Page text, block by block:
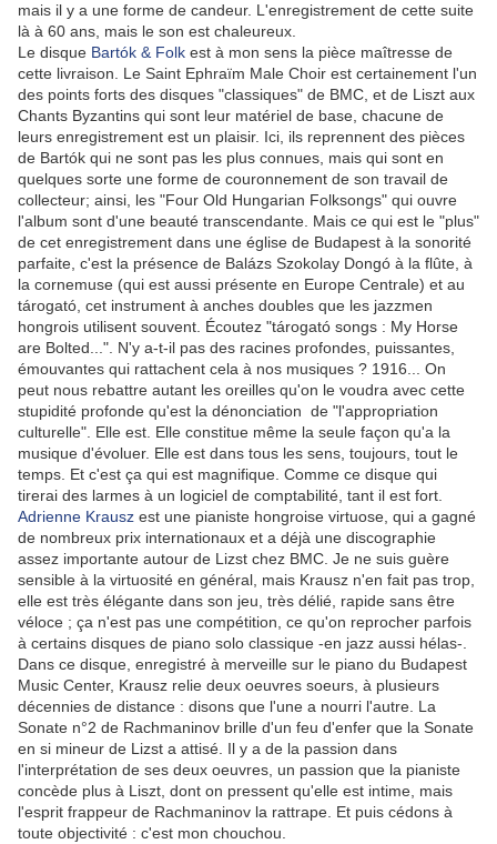
mais il y a une forme de candeur. L'enregistrement de cette suite
là à 60 ans, mais le son est chaleureux.
Le disque Bartók & Folk est à mon sens la pièce maîtresse de
cette livraison. Le Saint Ephraïm Male Choir est certainement l'un
des points forts des disques "classiques" de BMC, et de Liszt aux
Chants Byzantins qui sont leur matériel de base, chacune de
leurs enregistrement est un plaisir. Ici, ils reprennent des pièces
de Bartók qui ne sont pas les plus connues, mais qui sont en
quelques sorte une forme de couronnement de son travail de
collecteur; ainsi, les "Four Old Hungarian Folksongs" qui ouvre
l'album sont d'une beauté transcendante. Mais ce qui est le "plus"
de cet enregistrement dans une église de Budapest à la sonorité
parfaite, c'est la présence de Balázs Szokolay Dongó à la flûte, à
la cornemuse (qui est aussi présente en Europe Centrale) et au
tárogató, cet instrument à anches doubles que les jazzmen
hongrois utilisent souvent. Écoutez "tárogató songs : My Horse
are Bolted...". N'y a-t-il pas des racines profondes, puissantes,
émouvantes qui rattachent cela à nos musiques ? 1916... On
peut nous rebattre autant les oreilles qu'on le voudra avec cette
stupidité profonde qu'est la dénonciation de "l'appropriation
culturelle". Elle est. Elle constitue même la seule façon qu'a la
musique d'évoluer. Elle est dans tous les sens, toujours, tout le
temps. Et c'est ça qui est magnifique. Comme ce disque qui
tirerai des larmes à un logiciel de comptabilité, tant il est fort.
Adrienne Krausz est une pianiste hongroise virtuose, qui a gagné
de nombreux prix internationaux et a déjà une discographie
assez importante autour de Lizst chez BMC. Je ne suis guère
sensible à la virtuosité en général, mais Krausz n'en fait pas trop,
elle est très élégante dans son jeu, très délié, rapide sans être
véloce ; ça n'est pas une compétition, ce qu'on reprocher parfois
à certains disques de piano solo classique -en jazz aussi hélas-.
Dans ce disque, enregistré à merveille sur le piano du Budapest
Music Center, Krausz relie deux oeuvres soeurs, à plusieurs
décennies de distance : disons que l'une a nourri l'autre. La
Sonate n°2 de Rachmaninov brille d'un feu d'enfer que la Sonate
en si mineur de Lizst a attisé. Il y a de la passion dans
l'interprétation de ses deux oeuvres, un passion que la pianiste
concède plus à Liszt, dont on pressent qu'elle est intime, mais
l'esprit frappeur de Rachmaninov la rattrape. Et puis cédons à
toute objectivité : c'est mon chouchou.